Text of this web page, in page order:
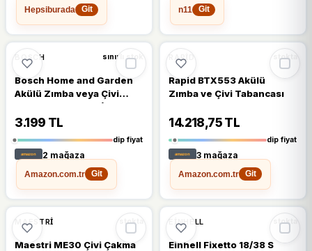
Hepsiburada
Git
n11
Git
%43 %43 DÜŞTÜ
BOSCH sınırlı stok
Bosch Home and Garden
Akülü Zımba veya Çivi
Çakma Tabancası (Entegre
Akü, 3.6 Volt, 30
3.199 TL
dip fiyat
2 mağaza
Amazon.com.tr
Git
%43 %43 DÜŞTÜ
RAPID stokta
Rapid BTX553 Akülü
Zımba ve Çivi Tabancası
14.218,75 TL
dip fiyat
3 mağaza
Amazon.com.tr
Git
%41 %41 DÜŞTÜ
MAESTRI stokta
Maestri ME30 Çivi Çakma
%35 %35 DÜŞTÜ
EINHELL stokta
Einhell Fixetto 18/38 S